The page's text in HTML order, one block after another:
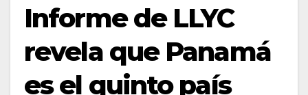
Informe de LLYC
revela que Panamá
es el quinto país